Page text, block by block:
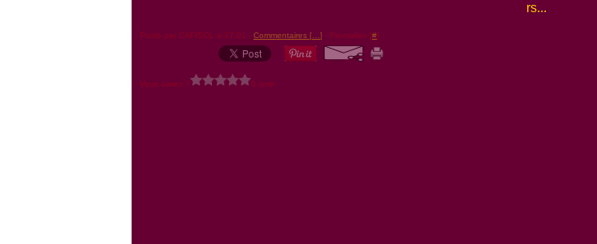
rs...
Posté par CAFISOL à 17:01 - Commentaires [ ] - Permalien [#]
Vous aimez ? 0 vote